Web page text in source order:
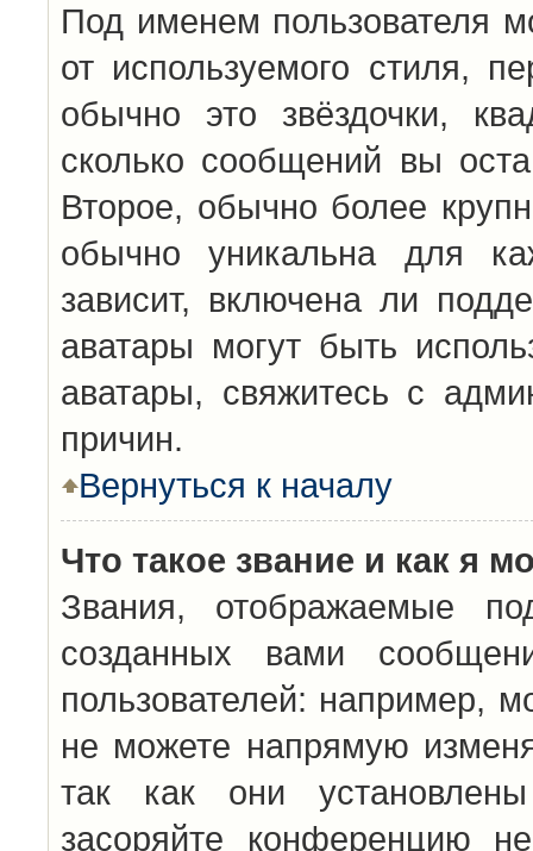
Под именем пользователя
от используемого стиля,
обычно это звёздочки,
сколько сообщений вы
Второе, обычно более
обычно уникальна для
зависит, включена ли
аватары могут быть
аватары, свяжитесь с
причин.
Вернуться к началу
Что такое звание и как я
Звания, отображаемые
созданных вами
пользователей: например,
не можете напрямую
так как они
засоряйте конференцию